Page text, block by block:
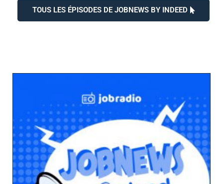
TOUS LES ÉPISODES DE JOBNEWS BY INDEED